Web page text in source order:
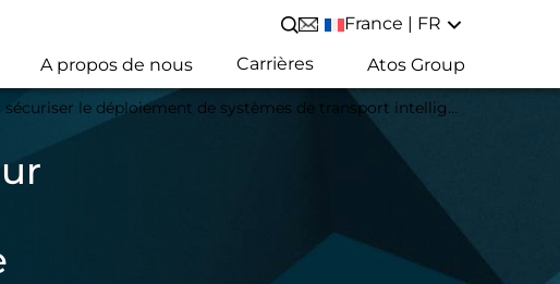
Lancer/Fermer une recherche
France | FR
A propos de nous Carrières Atos Group
de systèmes de transport intelligents et coopératifs en Italie